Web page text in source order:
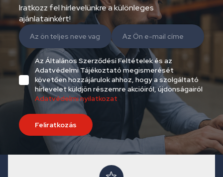
Iratkozz fel hírlevelünkre a különleges
ajánlatainkért!
Az Általános Szerződési Feltételek és az
Adatvédelmi Tájékoztató megismerését
követően hozzájárulok ahhoz, hogy a szolgáltató
hírlevelet küldjön részemre akcióiról, újdonságairól
Adatvédelmi nyilatkozat
Feliratkozás